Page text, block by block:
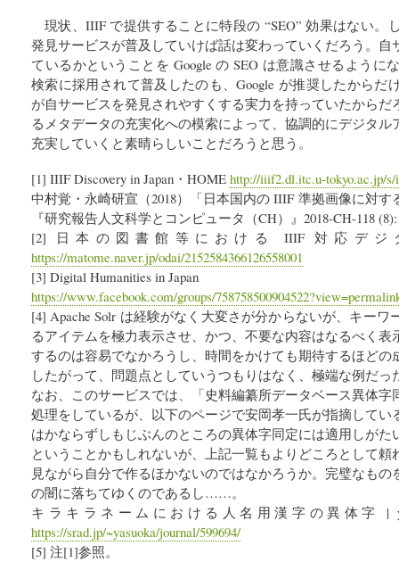
現状、IIIF で提供することに特段の “SEO” 効果はない。
発見サービスが普及していけば話は変わっていくだろう。自
ているかということを Google の SEO は意識させるように
検索に採用されて普及したのも、Google が推奨したからだ
が自サービスを発見されやすくする実力を持っていたから
るメタデータの充実化への模索によって、協調的にデジタ
充実していくと素晴らしいことだろうと思う。
[1] IIIF Discovery in Japan・HOME http://iiif2.dl.itc.u-tokyo.ac.jp/
中村覚・永崎研宣（2018）「日本国内の IIIF 準拠画像に対
『研究報告人文科学とコンピュータ（CH）』2018-CH-118 (8):
[2] 日本の図書館等における IIIF 対応デジ
https://matome.naver.jp/odai/2152584366126558001
[3] Digital Humanities in Japan
https://www.facebook.com/groups/
[4] Apache Solr は経験がなく大変さが分からないが、キー
るアイテムを極力表示させ、かつ、不要な内容はなるべく
するのは容易でなかろうし、時間をかけても期待するほどの
したがって、問題点としていうつもりはなく、極端な例だ
なお、このサービスでは、「史料編纂所データベース異体
処理をしているが、以下のページで安岡孝一氏が指摘してい
はかならずしもじぶんのところの異体字同定には適用しが
ということかもしれないが、上記一覧もよりどころとして
見ながら自分で作るほかないのではなかろうか。完璧なも
の闇に落ちてゆくのであるし……。
キラキラネームにおける人名用漢字の異体字 |
https://srad.jp/~yasuoka/journal/599694/
[5] 注[1]参照。